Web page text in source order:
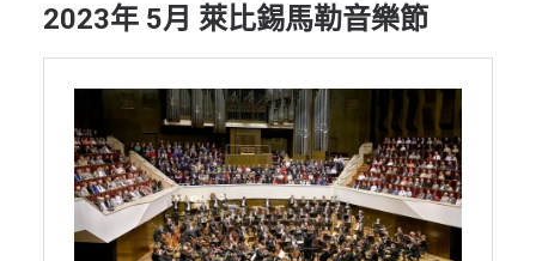
2023年 5月 萊比錫馬勒音樂節